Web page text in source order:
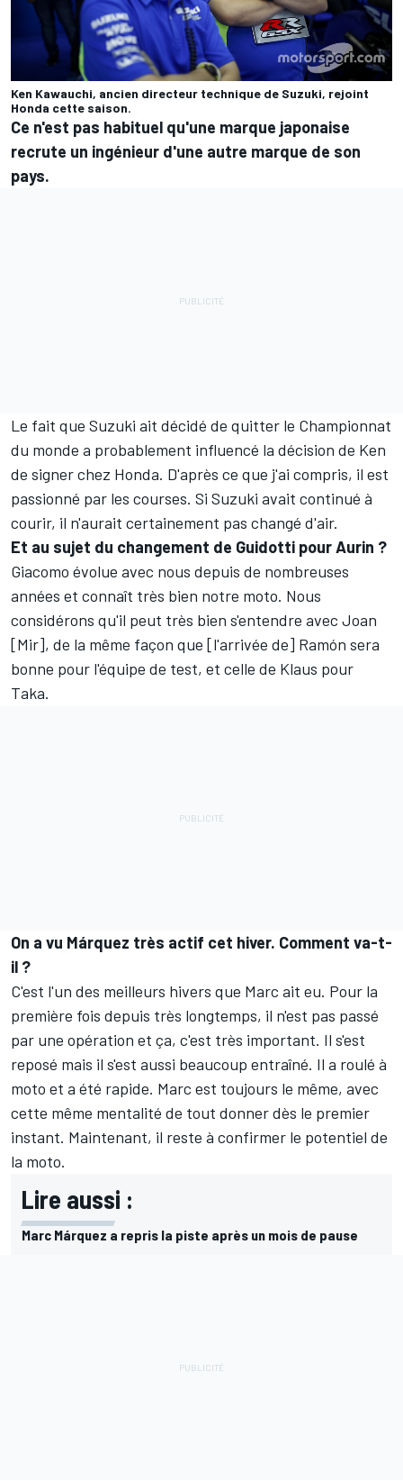
Ken Kawauchi, ancien directeur technique de Suzuki, rejoint
Honda cette saison.
Ce n'est pas habituel qu'une marque japonaise
recrute un ingénieur d'une autre marque de son
pays.
Le fait que Suzuki ait décidé de quitter le Championnat
du monde a probablement influencé la décision de Ken
de signer chez Honda. D'après ce que j'ai compris, il est
passionné par les courses. Si Suzuki avait continué à
courir, il n'aurait certainement pas changé d'air.
Et au sujet du changement de Guidotti pour Aurin ?
Giacomo évolue avec nous depuis de nombreuses
années et connaît très bien notre moto. Nous
considérons qu'il peut très bien s'entendre avec Joan
[Mir], de la même façon que [l'arrivée de] Ramón sera
bonne pour l'équipe de test, et celle de Klaus pour
Taka.
On a vu Márquez très actif cet hiver. Comment va-t-
il ?
C'est l'un des meilleurs hivers que Marc ait eu. Pour la
première fois depuis très longtemps, il n'est pas passé
par une opération et ça, c'est très important. Il s'est
reposé mais il s'est aussi beaucoup entraîné. Il a roulé à
moto et a été rapide. Marc est toujours le même, avec
cette même mentalité de tout donner dès le premier
instant. Maintenant, il reste à confirmer le potentiel de
la moto.
Lire aussi :
Marc Márquez a repris la piste après un mois de pause